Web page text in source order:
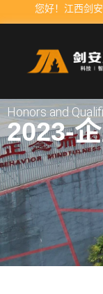
您好！江西剑
Honors and
2023-